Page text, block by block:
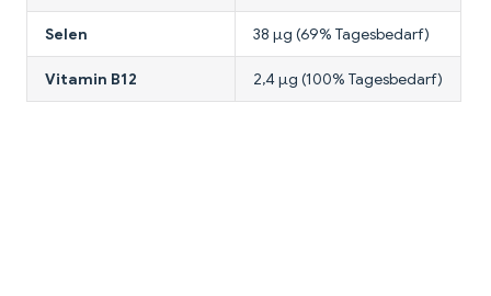
Selen 38 μg (69% Tagesbedarf)
Vitamin B12 2,4 μg (100% Tagesbedarf)